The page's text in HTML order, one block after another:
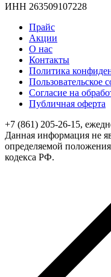
ИНН 263509107228
Прайс
Акции
О нас
Контакты
Политика
Пользовательское
Согласие на
Публичная оферта
+7 (861) 205-26-15,
Данная информация не
определяемой
кодекса РФ.